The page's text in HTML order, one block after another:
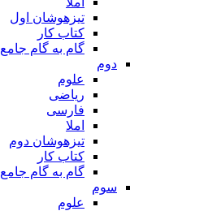
تیزهوشان اول
کتاب کار
گام به گام جامع
دوم
علوم
ریاضی
فارسی
املا
تیزهوشان دوم
کتاب کار
گام به گام جامع
سوم
علوم